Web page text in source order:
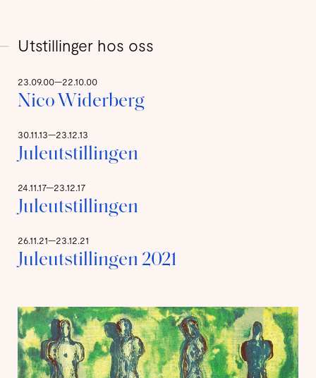
Utstillinger hos oss
23.09.00—22.10.00
Nico Widerberg
30.11.13—23.12.13
Juleutstillingen
24.11.17—23.12.17
Juleutstillingen
26.11.21—23.12.21
Juleutstillingen 2021